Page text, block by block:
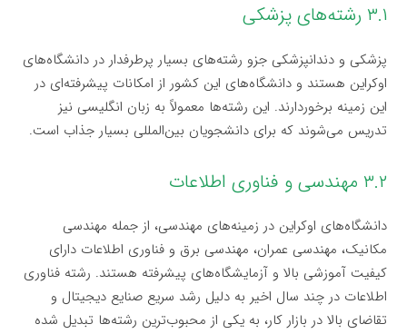
۳.۱ رشته‌های پزشکی
پزشکی و دندانپزشکی جزو رشته‌های بسیار پرطرفدار در دانشگاه‌های
اوکراین هستند و دانشگاه‌های این کشور از امکانات پیشرفته‌ای در
این زمینه برخوردارند. این رشته‌ها معمولاً به زبان انگلیسی نیز
تدریس می‌شوند که برای دانشجویان بین‌المللی بسیار جذاب است.
۳.۲ مهندسی و فناوری اطلاعات
دانشگاه‌های اوکراین در زمینه‌های مهندسی، از جمله مهندسی
مکانیک، مهندسی عمران، مهندسی برق و فناوری اطلاعات دارای
کیفیت آموزشی بالا و آزمایشگاه‌های پیشرفته هستند. رشته فناوری
اطلاعات در چند سال اخیر به دلیل رشد سریع صنایع دیجیتال و
تقاضای بالا در بازار کار، به یکی از محبوب‌ترین رشته‌ها تبدیل شده